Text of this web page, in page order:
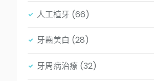
人工植牙 (66)
牙齒美白 (28)
牙周病治療(32)